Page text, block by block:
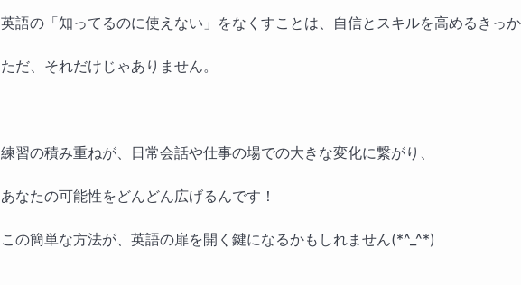
英語の「知ってるのに使えない」をなくすことは、自信とスキルを高めるきっか
ただ、それだけじゃありません。
練習の積み重ねが、日常会話や仕事の場での大きな変化に繋がり、
あなたの可能性をどんどん広げるんです！
この簡単な方法が、英語の扉を開く鍵になるかもしれません(*^_^*)